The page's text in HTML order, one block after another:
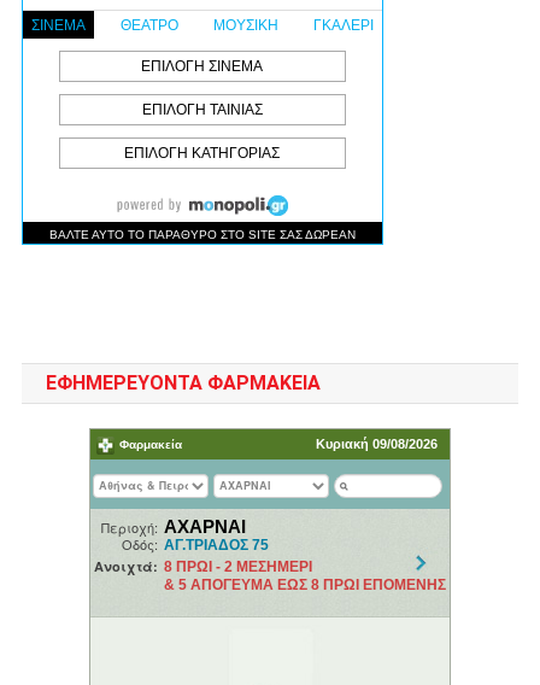
ΕΦΗΜΕΡΕΥΟΝΤΑ ΦΑΡΜΑΚΕΙΑ